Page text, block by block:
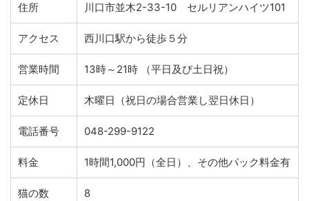
住所 川口市並木2-33-10 セルリアンハイツ101
アクセス 西川口駅から徒歩５分
営業時間 13時～21時 （平日及び土日祝）
定休日 木曜日（祝日の場合営業し翌日休日）
電話番号 048-299-9122
料金 1時間1,000円（全日）、その他パック料金有
猫の数 8